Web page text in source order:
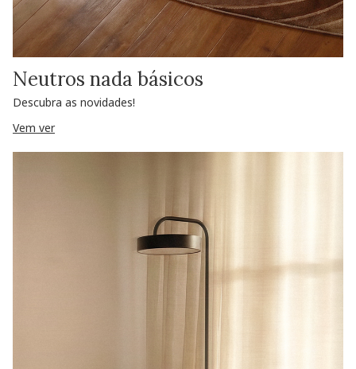
Neutros nada básicos
Descubra as novidades!
Vem ver